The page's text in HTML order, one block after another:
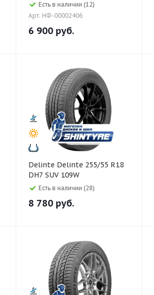
Есть в наличии (12)
Арт: НФ-00002406
6 900 руб.
Delinte Delinte 255/55 R18
DH7 SUV 109W
Есть в наличии (28)
8 780 руб.